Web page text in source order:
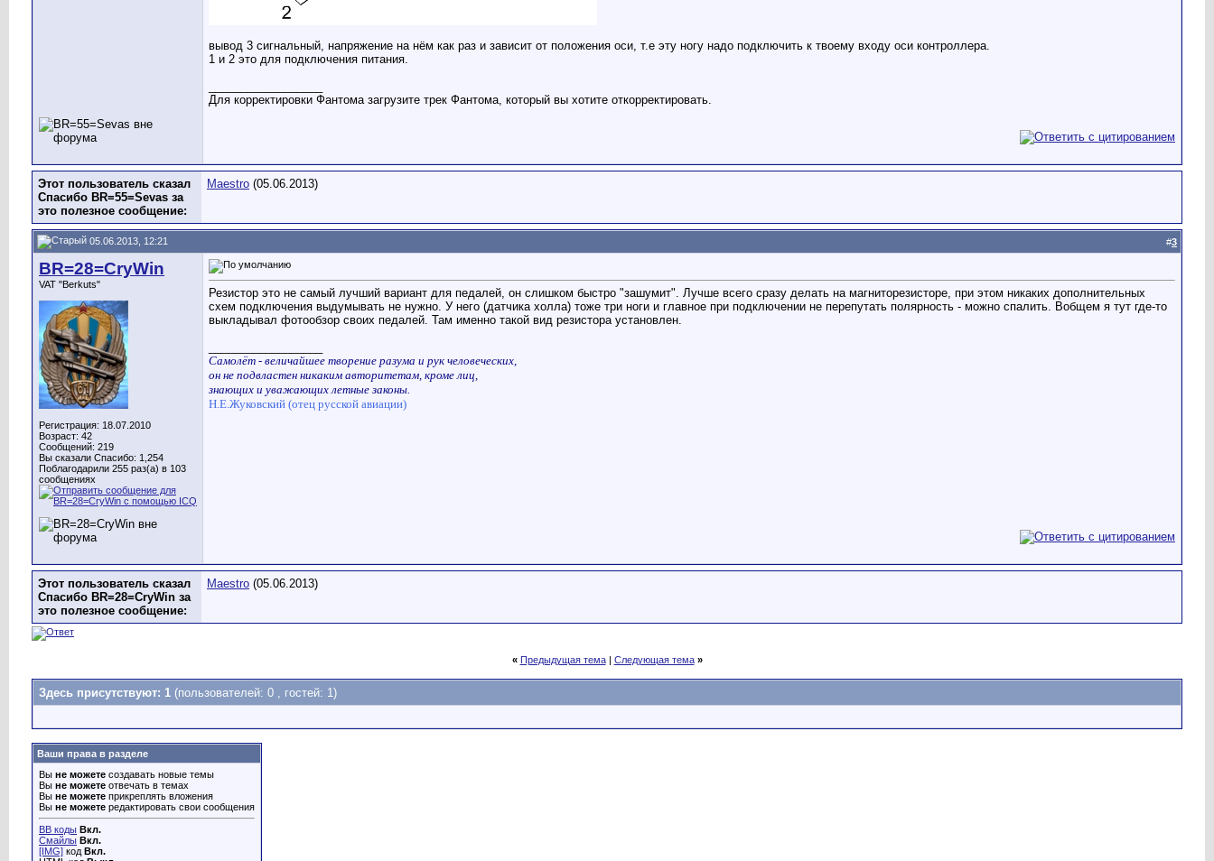
вывод 3 сигнальный, напряжение на нём как раз и зависит от положения оси, т.е эту ногу надо подключить к твоему входу оси контроллера.
1 и 2 это для подключения питания.
Для корректировки Фантома загрузите трек Фантома, который вы хотите откорректировать.
Этот пользователь сказал
Спасибо BR=55=Sevas за
это полезное сообщение:
Maestro (05.06.2013)
05.06.2013, 12:21 #3
BR=28=CryWin
VAT "Berkuts"
Регистрация: 18.07.2010
Возраст: 42
Сообщений: 219
Вы сказали Спасибо: 1,254
Поблагодарили 255 раз(а) в 103
сообщениях
Резистор это не самый лучший вариант для педалей, он слишком быстро "зашумит". Лучше всего сразу делать на магниторезисторе, при этом никаких дополнительных
схем подключения выдумывать не нужно. У него (датчика холла) тоже три ноги и главное при подключении не перепутать полярность - можно спалить. Вобщем я тут где-то
выкладывал фотообзор своих педалей. Там именно такой вид резистора установлен.
Самолёт - величайшее творение разума и рук человеческих,
он не подвластен никаким авторитетам, кроме лиц,
знающих и уважающих летные законы.
Н.Е.Жуковский (отец русской авиации)
Этот пользователь сказал
Спасибо BR=28=CryWin за
это полезное сообщение:
Maestro (05.06.2013)
« Предыдущая тема| Следующая тема »
Здесь присутствуют: 1 (пользователей: 0 , гостей: 1)
Ваши права в разделе
Вы не можете создавать новые темы
Вы не можете отвечать в темах
Вы не можете прикреплять вложения
Вы не можете редактировать свои сообщения
BB коды Вкл.
Смайлы Вкл.
[IMG] код Вкл.